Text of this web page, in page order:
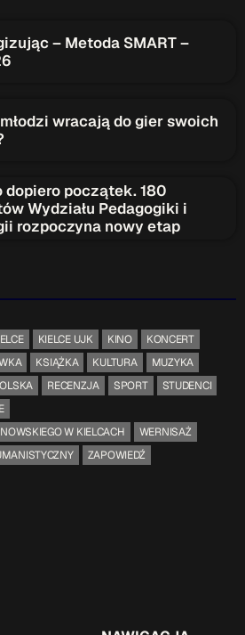
– Metoda SMART –
wracają do gier swoich
dopiero początek. 180
Wydziału Pedagogiki i
rozpoczyna nowy etap
KIELCE UJK KINO
KONCERT
KSIĄŻKA KULTURA
MUZYKA
RECENZJA SPORT
STUDENCI
W KIELCACH
WERNISAŻ
ZAPOWIEDŹ